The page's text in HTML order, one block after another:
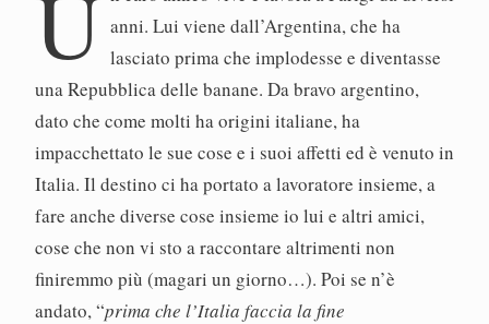
anni. Lui viene dall’Argentina, che ha
lasciato prima che implodesse e diventasse
una Repubblica delle banane. Da bravo argentino,
dato che come molti ha origini italiane, ha
impacchettato le sue cose e i suoi affetti ed è venuto in
Italia. Il destino ci ha portato a lavoratore insieme, a
fare anche diverse cose insieme io lui e altri amici,
cose che non vi sto a raccontare altrimenti non
finiremmo più (magari un giorno…). Poi se n’è
andato, “prima che l’Italia faccia la fine